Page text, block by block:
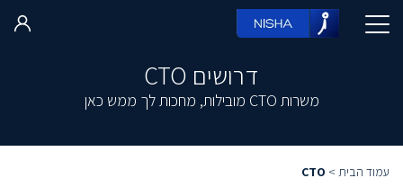
דרושים CTO
משרות CTO מובילות, מחכות לך ממש כאן
עמוד הבית >
CTO